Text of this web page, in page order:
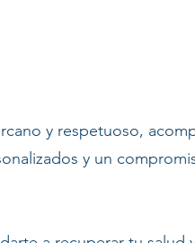
y respetuoso,
y un